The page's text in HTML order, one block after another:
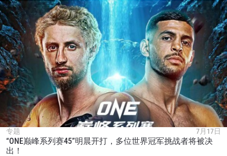
专题 7月17日
“ONE巅峰系列赛45”明晨开打，多位世界冠军挑战者将被决
出！